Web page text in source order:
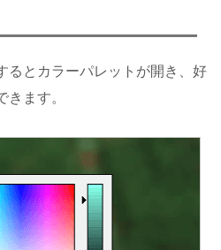
るとカラーパレットが開き、好
きます。